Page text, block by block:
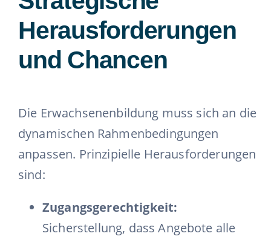
Herausforderungen
und Chancen
Die Erwachsenenbildung muss sich an die
dynamischen Rahmenbedingungen
anpassen. Prinzipielle Herausforderungen
sind:
Zugangsgerechtigkeit:
Sicherstellung, dass Angebote alle